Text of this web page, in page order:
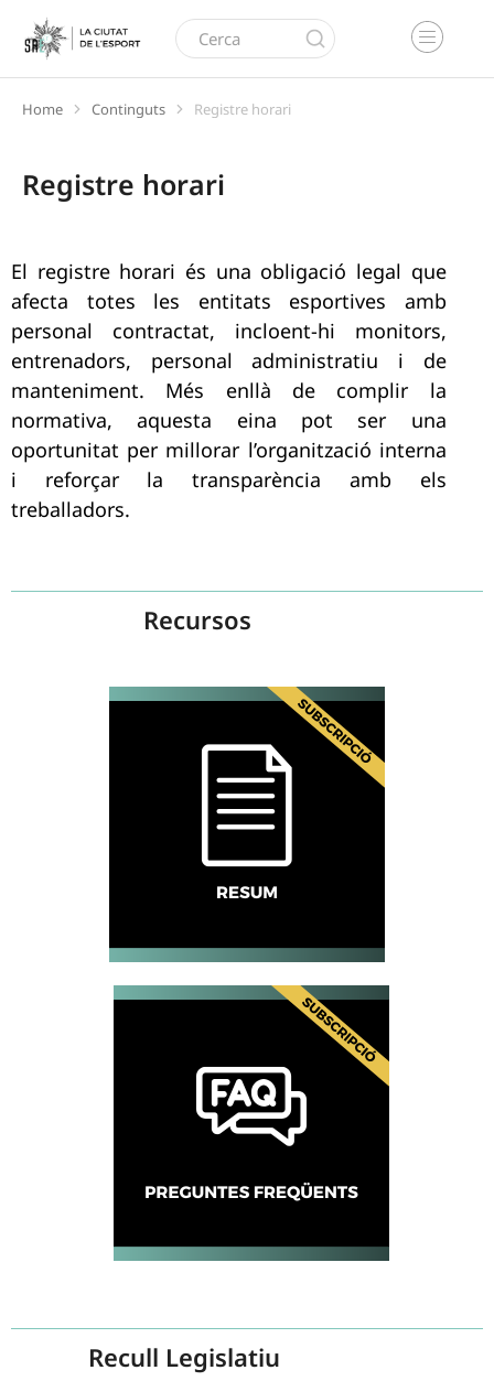
You are here:
Home Continguts Registre horari
Registre horari
El registre horari és una obligació legal que
afecta totes les entitats esportives amb
personal contractat, incloent-hi monitors,
entrenadors, personal administratiu i de
manteniment. Més enllà de complir la
normativa, aquesta eina pot ser una
oportunitat per millorar l’organització interna
i reforçar la transparència amb els
treballadors.
Recursos
Recull Legislatiu